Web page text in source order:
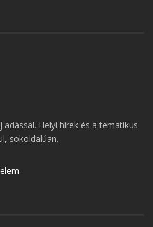
Helyi hírek és a tematikus
sokoldalúan.